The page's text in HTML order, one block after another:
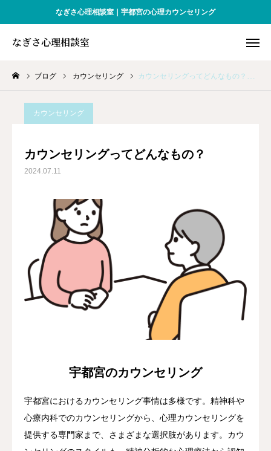
なぎさ心理相談室｜宇都宮の心理カウンセリング
なぎさ心理相談室
ブログ カウンセリング カウンセリングってどんなもの？
カウンセリング
カウンセリングってどんなもの？
2024.07.11
宇都宮のカウンセリング
宇都宮におけるカウンセリング事情は多様です。精神科や
心療内科でのカウンセリングから、心理カウンセリングを
提供する専門家まで、さまざまな選択肢があります。カウ
なぎさ心理相談室
WEB予約 アクセス
お問合せ
対象となる方
プロフィール
予約・料金
Q&A
ブログ